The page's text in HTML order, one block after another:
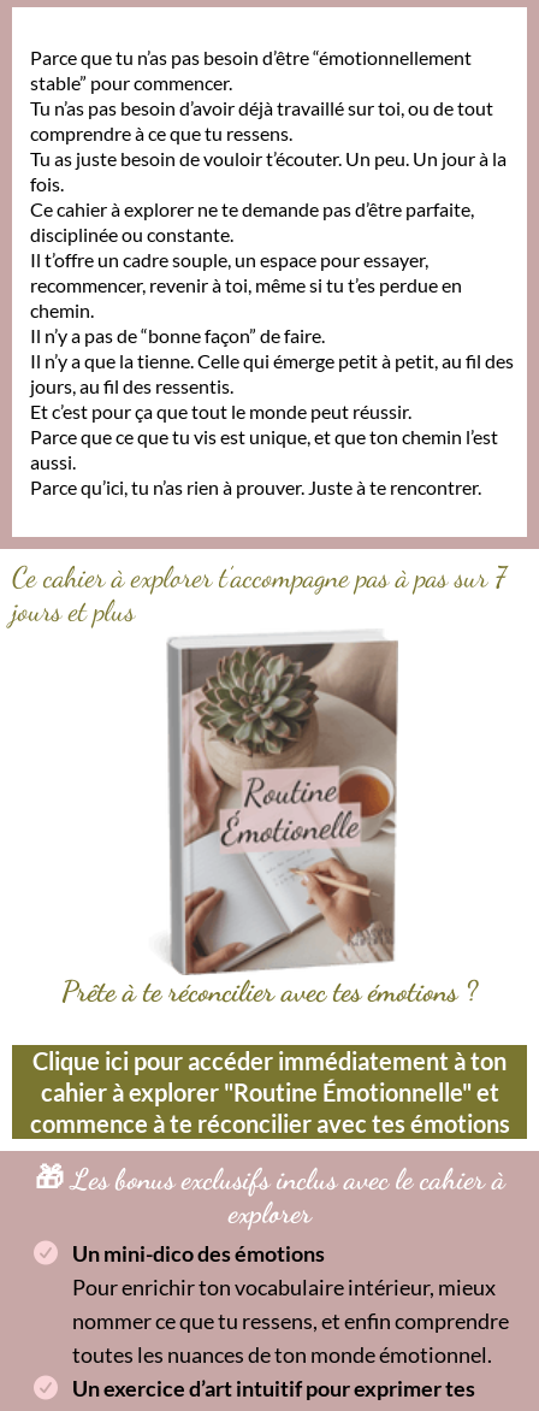
Parce que tu n’as pas besoin d’être “émotionnellement
stable” pour commencer.
Tu n’as pas besoin d’avoir déjà travaillé sur toi, ou de tout
comprendre à ce que tu ressens.
Tu as juste besoin de vouloir t’écouter. Un peu. Un jour à la
fois.
Ce cahier à explorer ne te demande pas d’être parfaite,
disciplinée ou constante.
Il t’offre un cadre souple, un espace pour essayer,
recommencer, revenir à toi, même si tu t’es perdue en
chemin.
Il n’y a pas de “bonne façon” de faire.
Il n’y a que la tienne. Celle qui émerge petit à petit, au fil des
jours, au fil des ressentis.
Et c’est pour ça que tout le monde peut réussir.
Parce que ce que tu vis est unique, et que ton chemin l’est
aussi.
Parce qu’ici, tu n’as rien à prouver. Juste à te rencontrer.
Ce cahier à explorer t’accompagne pas à pas sur 7
jours et plus
Prête à te réconcilier avec tes émotions ?
Clique ici pour accéder immédiatement à ton
cahier à explorer "Routine Émotionnelle" et
commence à te réconcilier avec tes émotions
🎁 Les bonus exclusifs inclus avec le cahier à
explorer
Un mini-dico des émotions
Pour enrichir ton vocabulaire intérieur, mieux
nommer ce que tu ressens, et enfin comprendre
toutes les nuances de ton monde émotionnel.
Un exercice d’art intuitif pour exprimer tes